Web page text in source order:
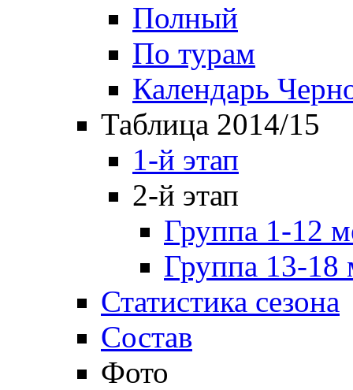
Полный
По турам
Календарь
Таблица 2014/15
1-й этап
2-й этап
Группа 1-12
Группа 13-18
Статистика сезона
Состав
Фото